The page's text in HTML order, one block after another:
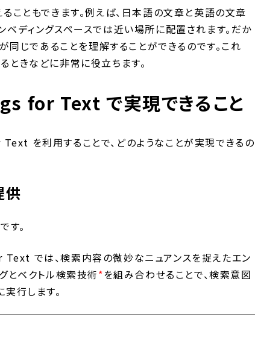
こともできます。例えば、日本語の文章と英語の文章
ディングスペースでは近い場所に配置されます。だか
同じであることを理解することができるのです。これ
ときなどに非常に役立ちます。
for Text で実現できること
を利用することで、どのようなことが実現できるの
供
す。
では、検索内容の微妙なニュアンスを捉えたエン
とベクトル検索技術*を組み合わせることで、検索意図
行します。